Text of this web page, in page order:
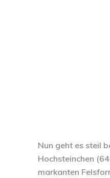
Nun geht es steil
Hochsteinchen
markanten